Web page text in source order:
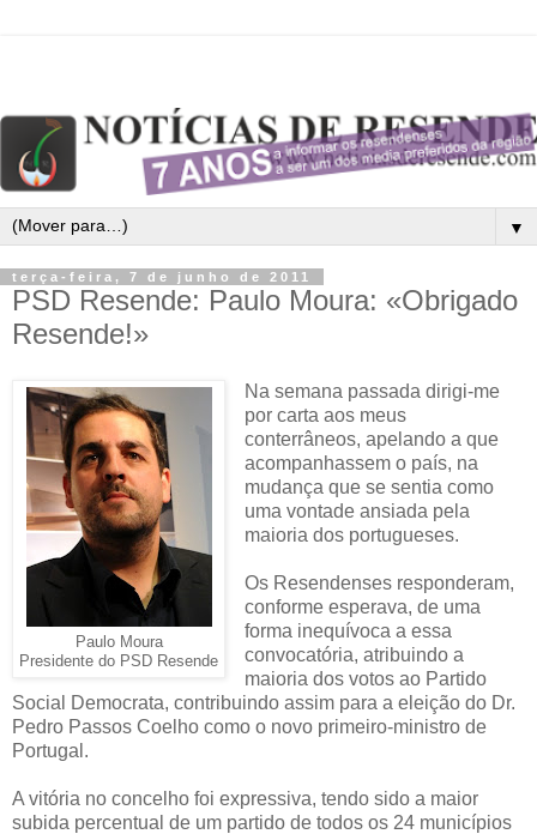
▼
terça-feira, 7 de junho de 2011
PSD Resende: Paulo Moura: «Obrigado
Resende!»
Paulo Moura
Presidente do PSD Resende
Na semana passada dirigi-me
por carta aos meus
conterrâneos, apelando a que
acompanhassem o país, na
mudança que se sentia como
uma vontade ansiada pela
maioria dos portugueses.
Os Resendenses responderam,
conforme esperava, de uma
forma inequívoca a essa
convocatória, atribuindo a
maioria dos votos ao Partido
Social Democrata, contribuindo assim para a eleição do Dr.
Pedro Passos Coelho como o novo primeiro-ministro de
Portugal.
A vitória no concelho foi expressiva, tendo sido a maior
subida percentual de um partido de todos os 24 municípios